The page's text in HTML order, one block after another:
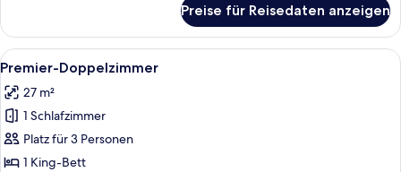
Doppelzimmer
Preise für Reisedaten anzeigen
Alle
Fotos
für
Premier-
Doppelzimmer
anzeigen
Ein Hotelzimmer mit einem großen
5
Premier-Doppelzimmer
27 m²
1 Schlafzimmer
Platz für 3 Personen
1 King-Bett